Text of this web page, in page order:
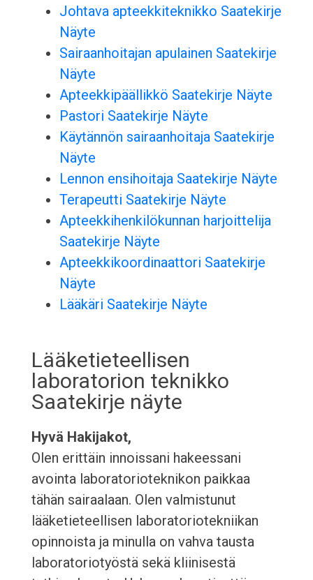
Johtava apteekkiteknikko Saatekirje
Näyte
Sairaanhoitajan apulainen Saatekirje
Näyte
Apteekkipäällikkö Saatekirje Näyte
Pastori Saatekirje Näyte
Käytännön sairaanhoitaja Saatekirje
Näyte
Lennon ensihoitaja Saatekirje Näyte
Terapeutti Saatekirje Näyte
Apteekkihenkilökunnan harjoittelija
Saatekirje Näyte
Apteekkikoordinaattori Saatekirje
Näyte
Lääkäri Saatekirje Näyte
Lääketieteellisen
laboratorion teknikko
Saatekirje näyte
Hyvä Hakijakot,
Olen erittäin innoissani hakeessani
avointa laboratorioteknikon paikkaa
tähän sairaalaan. Olen valmistunut
lääketieteellisen laboratoriotekniikan
opinnoista ja minulla on vahva tausta
laboratoriotyöstä sekä kliinisestä